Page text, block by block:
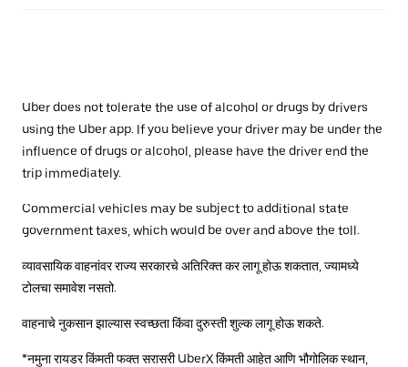
Uber does not tolerate the use of alcohol or drugs by drivers
using the Uber app. If you believe your driver may be under the
influence of drugs or alcohol, please have the driver end the
trip immediately.
Commercial vehicles may be subject to additional state
government taxes, which would be over and above the toll.
व्यावसायिक वाहनांवर राज्य सरकारचे अतिरिक्त कर लागू होऊ शकतात, ज्यामध्ये
टोलचा समावेश नसतो.
वाहनाचे नुकसान झाल्यास स्वच्छता किंवा दुरुस्ती शुल्क लागू होऊ शकते.
*नमुना रायडर किंमती फक्त सरासरी UberX किंमती आहेत आणि भौगोलिक स्थान,